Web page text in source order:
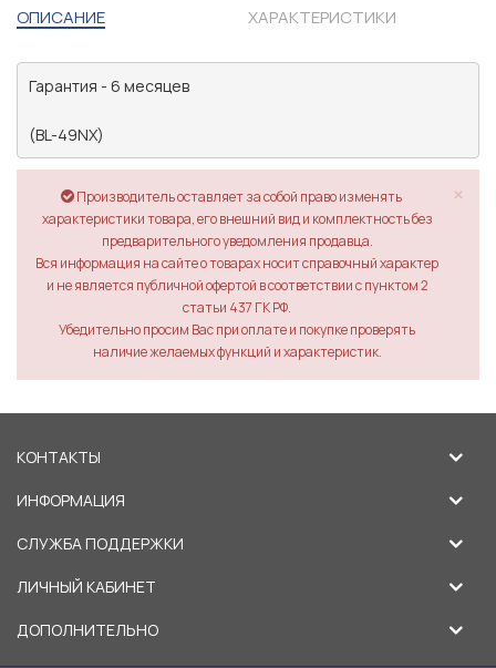
ОПИСАНИЕ ХАРАКТЕРИСТИКИ
Гарантия - 6 месяцев
(BL-49NX)
×
Производитель оставляет за собой право изменять
характеристики товара, его внешний вид и комплектность без
предварительного уведомления продавца.
Вся информация на сайте о товарах носит справочный характер
и не является публичной офертой в соответствии с пунктом 2
статьи 437 ГК РФ.
Убедительно просим Вас при оплате и покупке проверять
наличие желаемых функций и характеристик.
КОНТАКТЫ
ИНФОРМАЦИЯ
СЛУЖБА ПОДДЕРЖКИ
ЛИЧНЫЙ КАБИНЕТ
ДОПОЛНИТЕЛЬНО